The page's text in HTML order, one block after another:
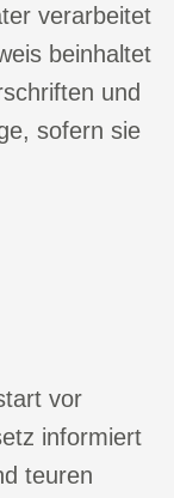
verarbeitet
beinhaltet
und
sofern sie
vor
informiert
teuren